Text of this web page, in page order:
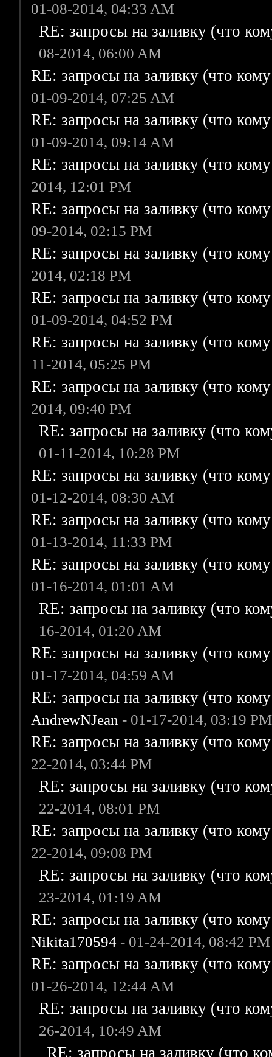
01-08-2014, 04:33 AM
RE: запросы на заливку (что
08-2014, 06:00 AM
RE: запросы на заливку (что
01-09-2014, 07:25 AM
RE: запросы на заливку (что
01-09-2014, 09:14 AM
RE: запросы на заливку (что
2014, 12:01 PM
RE: запросы на заливку (что
09-2014, 02:15 PM
RE: запросы на заливку (что
2014, 02:18 PM
RE: запросы на заливку (что
01-09-2014, 04:52 PM
RE: запросы на заливку (что
11-2014, 05:25 PM
RE: запросы на заливку (что
2014, 09:40 PM
RE: запросы на заливку (что
01-11-2014, 10:28 PM
RE: запросы на заливку (что
01-12-2014, 08:30 AM
RE: запросы на заливку (что
01-13-2014, 11:33 PM
RE: запросы на заливку (что
01-16-2014, 01:01 AM
RE: запросы на заливку (что
16-2014, 01:20 AM
RE: запросы на заливку (что
01-17-2014, 04:59 AM
RE: запросы на заливку (что
AndrewNJean - 01-17-2014, 03:19 PM
RE: запросы на заливку (что
22-2014, 03:44 PM
RE: запросы на заливку (что
22-2014, 08:01 PM
RE: запросы на заливку (что
22-2014, 09:08 PM
RE: запросы на заливку (что
23-2014, 01:19 AM
RE: запросы на заливку (что
Nikita170594 - 01-24-2014, 08:42 PM
RE: запросы на заливку (что
01-26-2014, 12:44 AM
RE: запросы на заливку (что
26-2014, 10:49 AM
RE: запросы на заливку (что